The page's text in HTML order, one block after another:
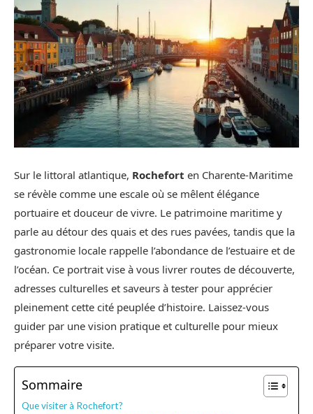
Sur le littoral atlantique, Rochefort en Charente-Maritime
se révèle comme une escale où se mêlent élégance
portuaire et douceur de vivre. Le patrimoine maritime y
parle au détour des quais et des rues pavées, tandis que la
gastronomie locale rappelle l’abondance de l’estuaire et de
l’océan. Ce portrait vise à vous livrer routes de découverte,
adresses culturelles et saveurs à tester pour apprécier
pleinement cette cité peuplée d’histoire. Laissez-vous
guider par une vision pratique et culturelle pour mieux
préparer votre visite.
Sommaire
Que visiter à Rochefort?